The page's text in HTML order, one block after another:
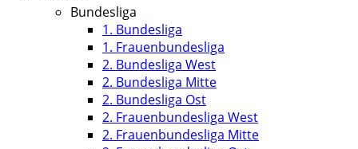
Bundesliga
1. Bundesliga
1. Frauenbundesliga
2. Bundesliga West
2. Bundesliga Mitte
2. Bundesliga Ost
2. Frauenbundesliga West
2. Frauenbundesliga Mitte